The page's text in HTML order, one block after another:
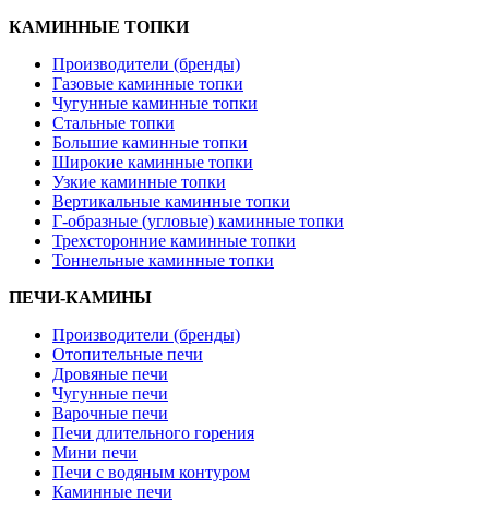
КАМИННЫЕ ТОПКИ
Производители (бренды)
Газовые каминные топки
Чугунные каминные топки
Стальные топки
Большие каминные топки
Широкие каминные топки
Узкие каминные топки
Вертикальные каминные топки
Г-образные (угловые) каминные топки
Трехсторонние каминные топки
Тоннельные каминные топки
ПЕЧИ-КАМИНЫ
Производители (бренды)
Отопительные печи
Дровяные печи
Чугунные печи
Варочные печи
Печи длительного горения
Мини печи
Печи с водяным контуром
Каминные печи